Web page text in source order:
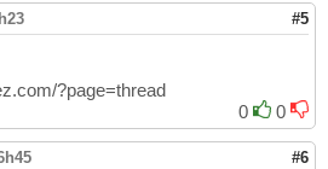
#5
?page=thread
0
0
#6